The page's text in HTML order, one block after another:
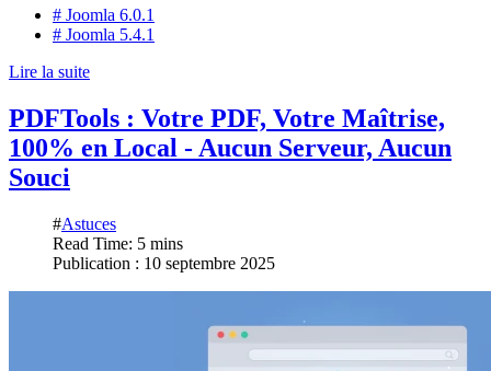
# Joomla 6.0.1
# Joomla 5.4.1
Lire la suite
PDFTools : Votre PDF, Votre Maîtrise,
100% en Local - Aucun Serveur, Aucun
Souci
#Astuces
Read Time: 5 mins
Publication : 10 septembre 2025